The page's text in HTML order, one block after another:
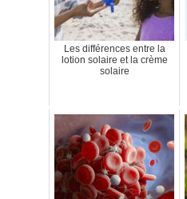
Les différences entre la
lotion solaire et la crème
solaire